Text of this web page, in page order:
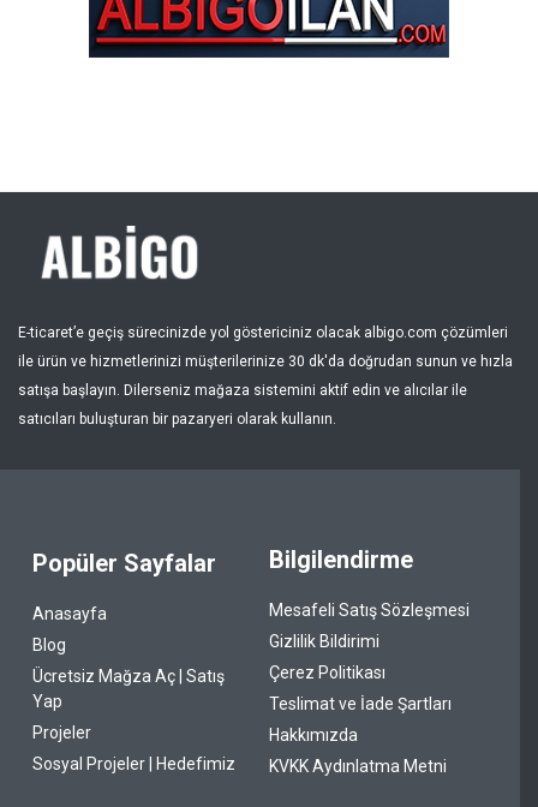
E-ticaret’e geçiş sürecinizde yol göstericiniz olacak albigo.com çözümleri
ile ürün ve hizmetlerinizi müşterilerinize 30 dk'da doğrudan sunun ve hızla
satışa başlayın. Dilerseniz mağaza sistemini aktif edin ve alıcılar ile
satıcıları buluşturan bir pazaryeri olarak kullanın.
Popüler Sayfalar
Anasayfa
Blog
Ücretsiz Mağza Aç | Satış
Yap
Projeler
Sosyal Projeler | Hedefimiz
Bilgilendirme
Mesafeli Satış Sözleşmesi
Gizlilik Bildirimi
Çerez Politikası
Teslimat ve İade Şartları
Hakkımızda
KVKK Aydınlatma Metni